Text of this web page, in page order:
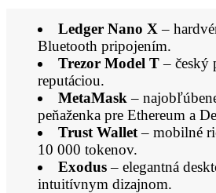
Ledger Nano X –
Bluetooth pripojením.
Trezor Model T– český
reputáciou.
MetaMask –
peňaženka pre Ethereum a
Trust Wallet– mobilné
10 000 tokenov.
Exodus– elegantná
intuitívnym dizajnom.